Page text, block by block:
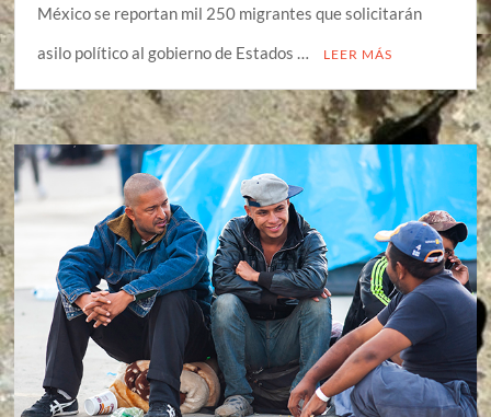
México se reportan mil 250 migrantes que solicitarán
asilo político al gobierno de Estados …
LEER MÁS